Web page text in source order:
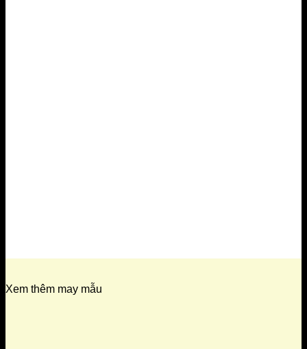
Xem thêm may mẫu